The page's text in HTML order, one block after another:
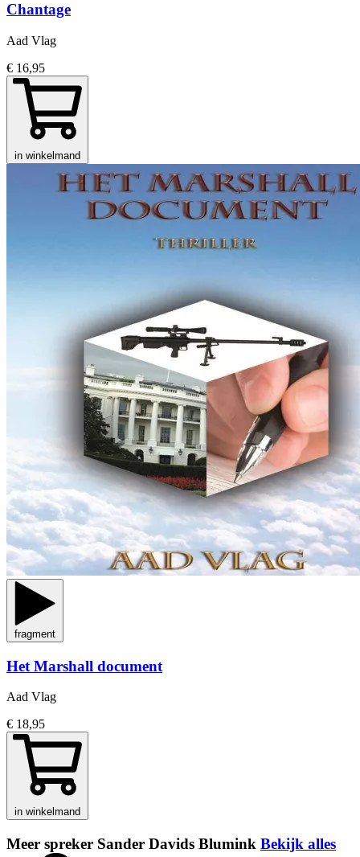
Chantage
Aad Vlag
€ 16,95
in winkelmand
fragment
Het Marshall document
Aad Vlag
€ 18,95
in winkelmand
Meer spreker Sander Davids Blumink Bekijk alles